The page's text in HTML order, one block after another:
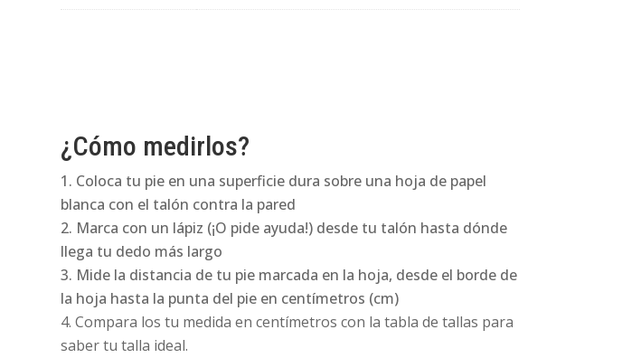
¿Cómo medirlos?
Coloca tu pie en una superficie dura sobre una hoja de papel
blanca con el talón contra la pared
Marca con un lápiz (¡O pide ayuda!) desde tu talón hasta dónde
llega tu dedo más largo
Mide la distancia de tu pie marcada en la hoja, desde el borde de
la hoja hasta la punta del pie en centímetros (cm)
Compara los tu medida en centímetros con la tabla de tallas para
saber tu talla ideal.